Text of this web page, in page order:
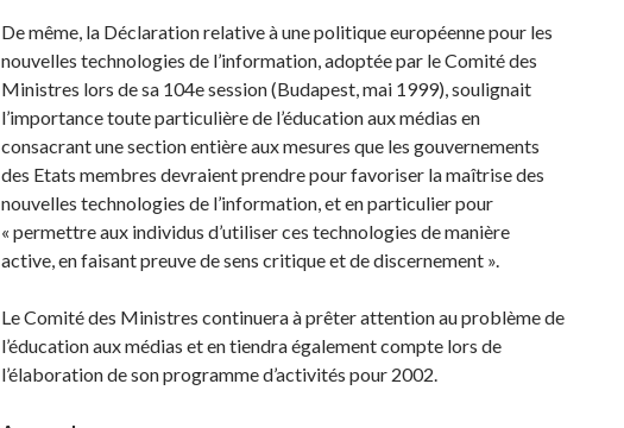
De même, la Déclaration relative à une politique européenne pour les
nouvelles technologies de l’information, adoptée par le Comité des
Ministres lors de sa 104e session (Budapest, mai 1999), soulignait
l’importance toute particulière de l’éducation aux médias en
consacrant une section entière aux mesures que les gouvernements
des Etats membres devraient prendre pour favoriser la maîtrise des
nouvelles technologies de l’information, et en particulier pour
« permettre aux individus d’utiliser ces technologies de manière
active, en faisant preuve de sens critique et de discernement ».
Le Comité des Ministres continuera à prêter attention au problème de
l’éducation aux médias et en tiendra également compte lors de
l’élaboration de son programme d’activités pour 2002.